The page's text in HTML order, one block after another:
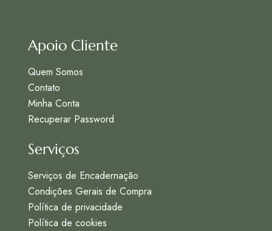
Apoio Cliente
Quem Somos
Contato
Minha Conta
Recuperar Password
Serviços
Serviços de Encadernação
Condições Gerais de Compra
Política de privacidade
Política de cookies